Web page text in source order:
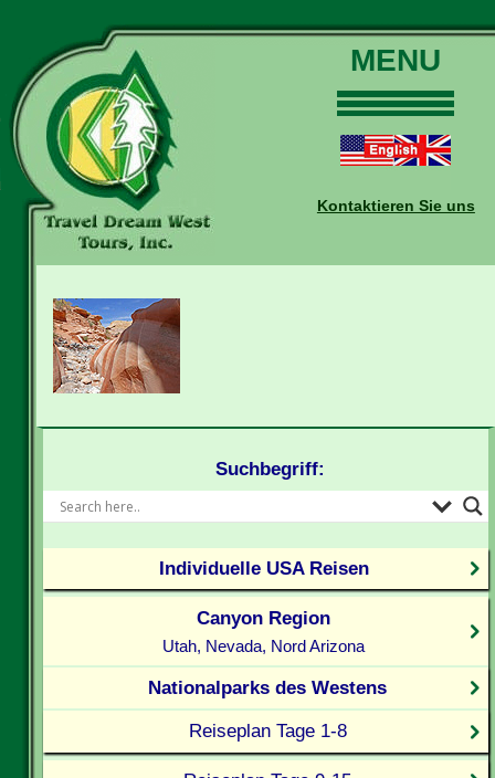
MENU
Touren
Daten und Preise
Buchungen
Kontaktieren Sie uns
Suchbegriff:
Individuelle USA Reisen
Canyon Region
Utah, Nevada, Nord Arizona
Nationalparks des Westens
Reiseplan Tage 1-8